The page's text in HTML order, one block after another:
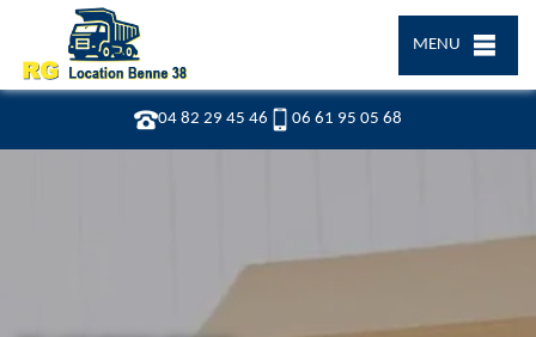
04 82 29 45 46 06 61 95 05 68
MENU